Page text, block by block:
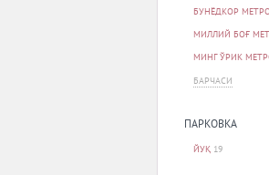
БАРЧАСИ
ПАРКОВКА
ЙУҚ 19